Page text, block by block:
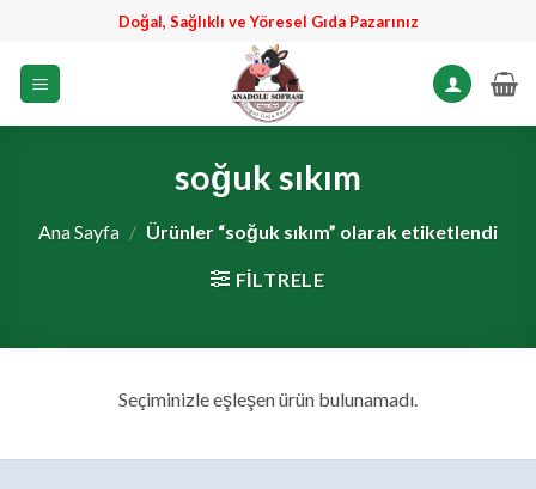
Doğal, Sağlıklı ve Yöresel Gıda Pazarınız
soğuk sıkım
Ana Sayfa / Ürünler “soğuk sıkım” olarak etiketlendi
FILTRELE
Seçiminizle eşleşen ürün bulunamadı.